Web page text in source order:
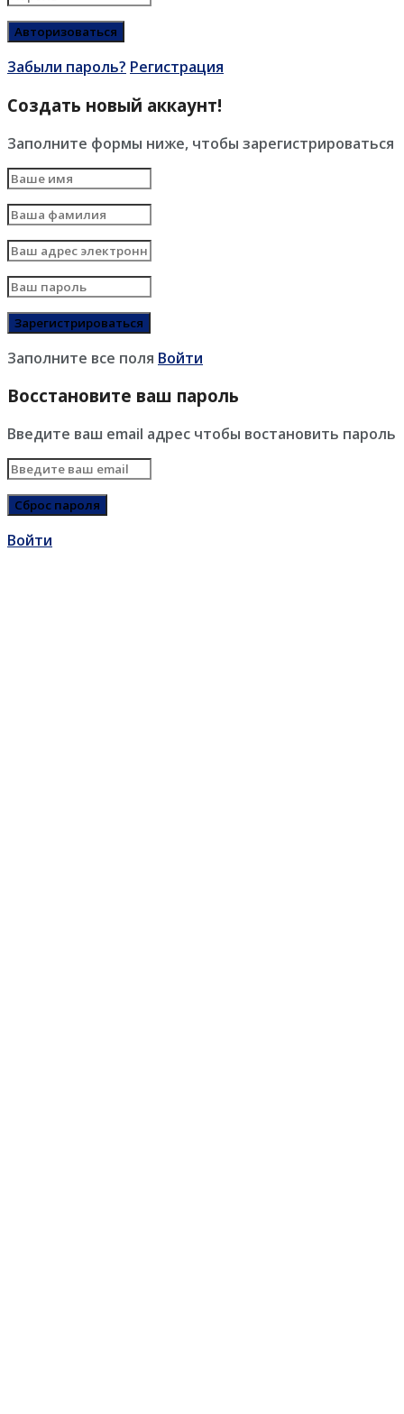
Забыли пароль? Регистрация
Создать новый аккаунт!
Заполните формы ниже, чтобы зарегистрироваться
Заполните все поля Войти
Восстановите ваш пароль
Введите ваш email адрес чтобы востановить пароль
Войти